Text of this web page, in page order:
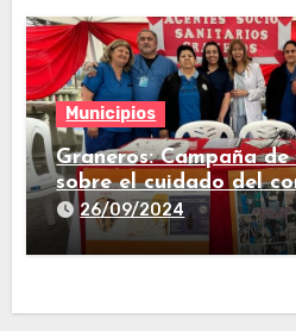
Municipios
Graneros: Campaña
sobre el cuidado del
26/09/2024